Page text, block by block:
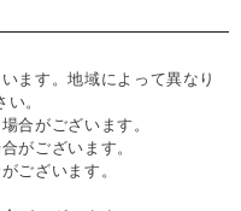
ます。地域によって異なり
。
合がございます。
がございます。
ございます。